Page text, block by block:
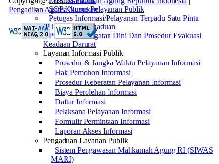
SOP Khusus Pelayanan Publik
Petugas Informasi/Pelayanan Terpadu Satu Pintu
(PTSP) dan Pengaduan
Prosedur Peringatan Dini Dan Prosedur Evakuasi
Keadaan Darurat
Layanan Informasi Publik
Prosedur & Jangka Waktu Pelayanan Informasi
Hak Pemohon Informasi
Prosedur Keberatan Pelayanan Informasi
Biaya Perolehan Informasi
Daftar Informasi
Pelaksana Pelayanan Informasi
Formulir Permintaan Informasi
Laporan Akses Informasi
Pengaduan Layanan Publik
Sistem Pengawasan Mahkamah Agung RI (SIWAS
MARI)
Pengadilan Agama Nunukan